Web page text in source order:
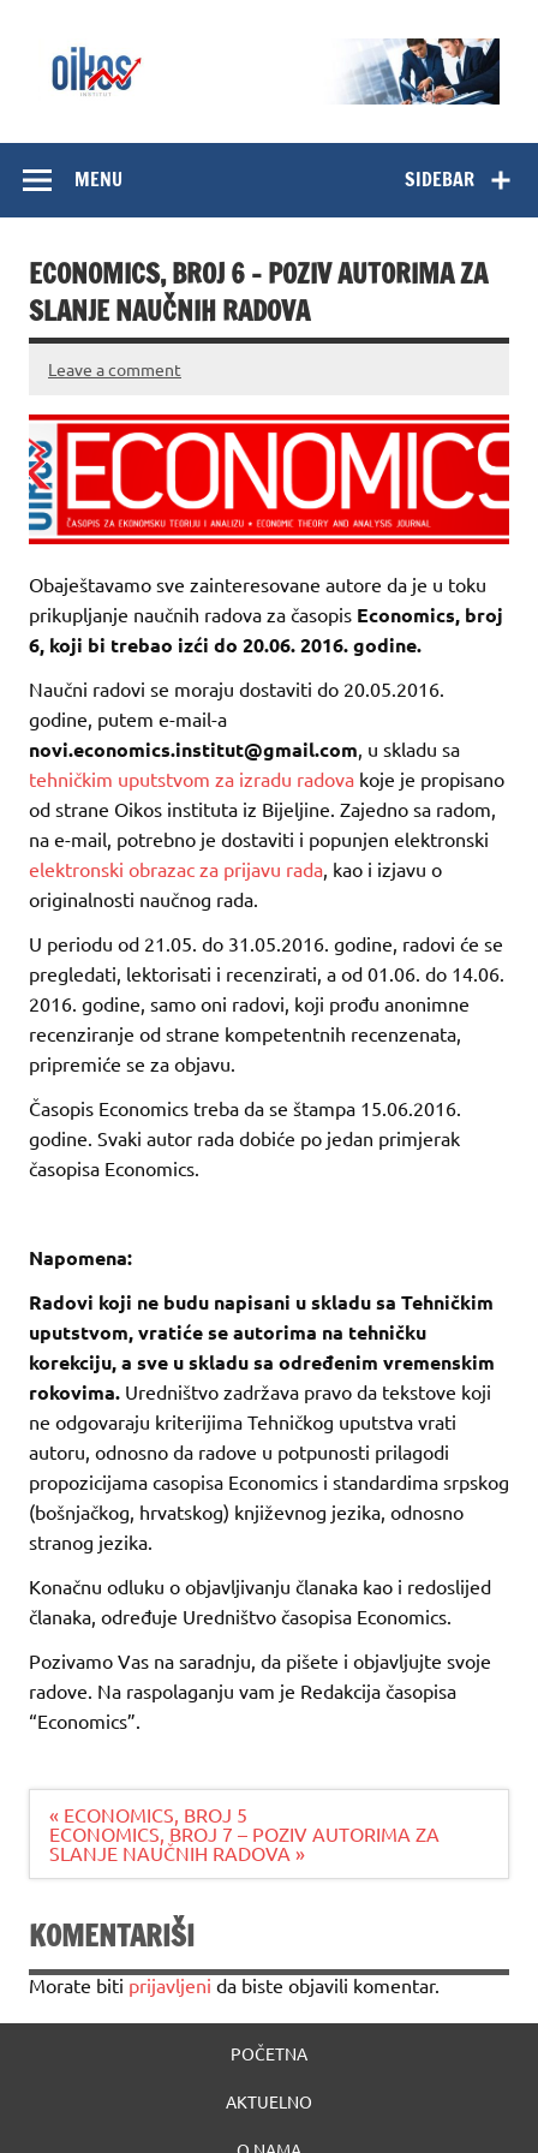
OIKOS Institut
SIDEBAR
MENU
ECONOMICS, BROJ 6 – POZIV AUTORIMA ZA
SLANJE NAUČNIH RADOVA
Leave a comment
Obaještavamo sve zainteresovane autore da je u toku
prikupljanje naučnih radova za časopis Economics, broj
6, koji bi trebao izći do 20.06. 2016. godine.
Naučni radovi se moraju dostaviti do 20.05.2016.
godine, putem e-mail-a
novi.economics.institut@gmail.com , u skladu sa
tehničkim uputstvom za izradu radova koje je propisano
od strane Oikos instituta iz Bijeljine. Zajedno sa radom,
na e-mail, potrebno je dostaviti i popunjen elektronski
elektronski obrazac za prijavu rada , kao i izjavu o
originalnosti naučnog rada.
U periodu od 21.05. do 31.05.2016. godine, radovi će se
pregledati, lektorisati i recenzirati, a od 01.06. do 14.06.
2016. godine, samo oni radovi, koji prođu anonimne
recenziranje od strane kompetentnih recenzenata,
pripremiće se za objavu.
Časopis Economics treba da se štampa 15.06.2016.
godine. Svaki autor rada dobiće po jedan primjerak
časopisa Economics.
Napomena:
Radovi koji ne budu napisani u skladu sa Tehničkim
uputstvom, vratiće se autorima na tehničku
korekciju, a sve u skladu sa određenim vremenskim
rokovima. Uredništvo zadržava pravo da tekstove koji
ne odgovaraju kriterijima Tehničkog uputstva vrati
autoru, odnosno da radove u potpunosti prilagodi
propozicijama casopisa Economics i standardima srpskog
(bošnjačkog, hrvatskog) književnog jezika, odnosno
stranog jezika.
Konačnu odluku o objavljivanju članaka kao i redoslijed
članaka, određuje Uredništvo časopisa Economics.
Pozivamo Vas na saradnju, da pišete i objavljujte svoje
radove. Na raspolaganju vam je Redakcija časopisa
“Economics”.
Navigacija
članaka
« ECONOMICS, BROJ 5
ECONOMICS, BROJ 7 – POZIV AUTORIMA ZA
SLANJE NAUČNIH RADOVA »
KOMENTARIŠI
Morate biti prijavljeni da biste objavili komentar.
POČETNA
AKTUELNO